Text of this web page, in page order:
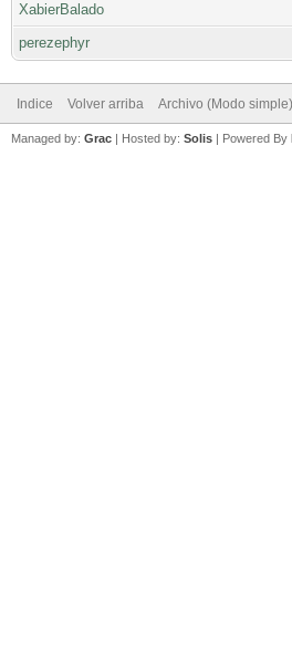
XabierBalado
perezephyr
Indice Volver arriba Archivo (Modo simple)
Managed by: Grac | Hosted by: Solis | Powered By